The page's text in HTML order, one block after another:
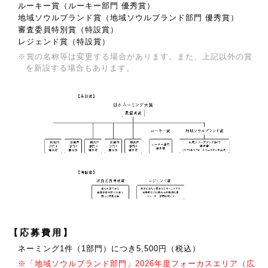
ルーキー賞（ルーキー部門 優秀賞）
地域ソウルブランド賞（地域ソウルブランド部門 優秀賞）
審査委員特別賞（特設賞）
レジェンド賞（特設賞）
※賞の名称等は変更する場合があります。また、上記以外の賞
を新設する場合もあります。
【応募費用】
ネーミング1件（1部門）につき5,500円（税込）
※「地域ソウルブランド部門」2026年度フォーカスエリア（広